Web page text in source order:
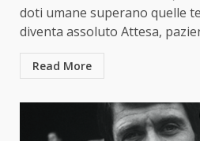
doti umane superano quelle
diventa assoluto Attesa,
Read More